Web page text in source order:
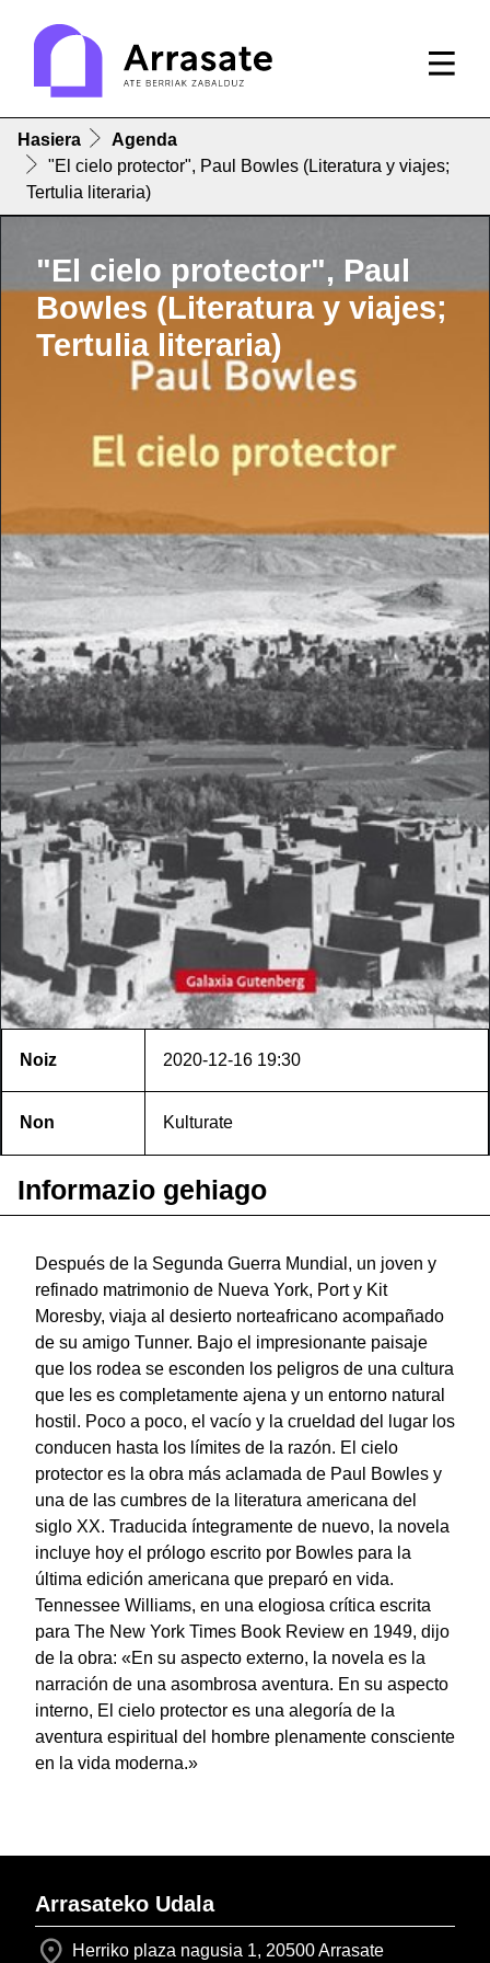
Hasiera
Agenda
"El cielo protector", Paul Bowles (Literatura y viajes;
Tertulia literaria)
"El cielo protector", Paul
Bowles (Literatura y viajes;
Tertulia literaria)
Noiz 2020-12-16 19:30
Non Kulturate
Informazio gehiago
Después de la Segunda Guerra Mundial, un joven y
refinado matrimonio de Nueva York, Port y Kit
Moresby, viaja al desierto norteafricano acompañado
de su amigo Tunner. Bajo el impresionante paisaje
que los rodea se esconden los peligros de una cultura
que les es completamente ajena y un entorno natural
hostil. Poco a poco, el vacío y la crueldad del lugar los
conducen hasta los límites de la razón. El cielo
protector es la obra más aclamada de Paul Bowles y
una de las cumbres de la literatura americana del
siglo XX. Traducida íntegramente de nuevo, la novela
incluye hoy el prólogo escrito por Bowles para la
última edición americana que preparó en vida.
Tennessee Williams, en una elogiosa crítica escrita
para The New York Times Book Review en 1949, dijo
de la obra: «En su aspecto externo, la novela es la
narración de una asombrosa aventura. En su aspecto
interno, El cielo protector es una alegoría de la
aventura espiritual del hombre plenamente consciente
en la vida moderna.»
Arrasateko Udala
Herriko plaza nagusia 1, 20500 Arrasate